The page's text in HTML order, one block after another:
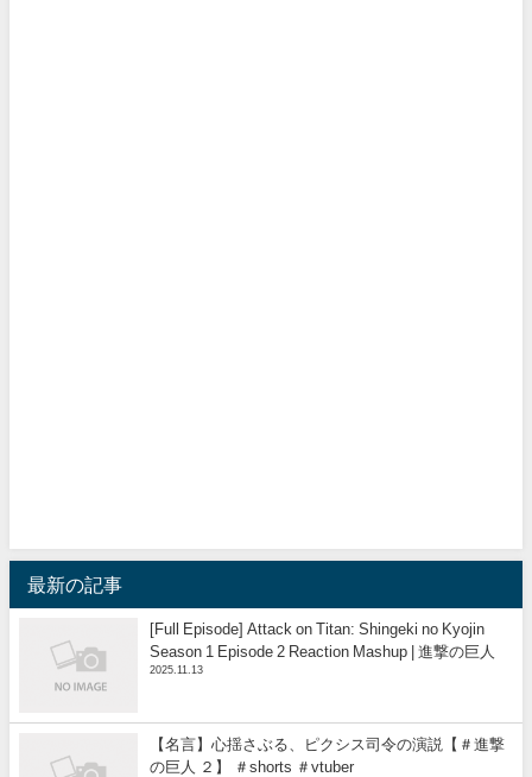
最新の記事
[Full Episode] Attack on Titan: Shingeki no Kyojin
Season 1 Episode 2 Reaction Mashup | 進撃の巨人
2025.11.13
【名言】心揺さぶる、ピクシス司令の演説【＃進撃
の巨人 ２】 ＃shorts ＃vtuber